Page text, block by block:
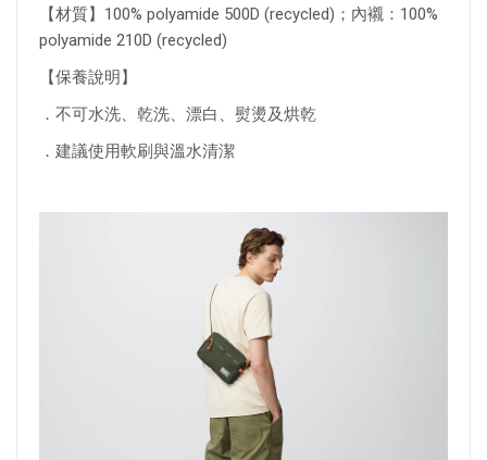
【材質】100% polyamide 500D (recycled)；內襯：100%
polyamide 210D (recycled)
【保養說明】
．不可水洗、乾洗、漂白、熨燙及烘乾
．建議使用軟刷與溫水清潔